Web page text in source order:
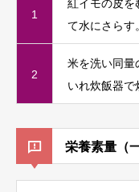
1
紅イモの皮を
て水にさらす。
2
米を洗い同量
いれ炊飯器で
栄養素量（